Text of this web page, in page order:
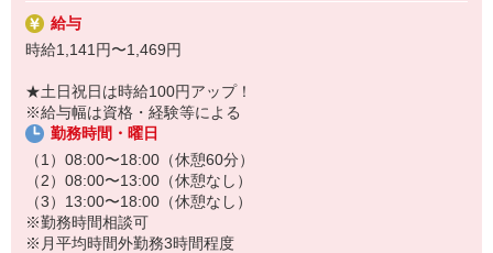
ら喜んでいただけるだろう」他職種で連携しながら創意工夫し支援
していきます。感謝の言葉を直接いただけたり、信頼関係を築いて
いくことができます。日勤中心で働け介護度も比較的高くないた
給与
時給1,141円〜1,469円
★土日祝日は時給100円アップ！
※給与幅は資格・経験等による
勤務時間・曜日
（1）08:00〜18:00（休憩60分）
（2）08:00〜13:00（休憩なし）
（3）13:00〜18:00（休憩なし）
※勤務時間相談可
※月平均時間外勤務3時間程度